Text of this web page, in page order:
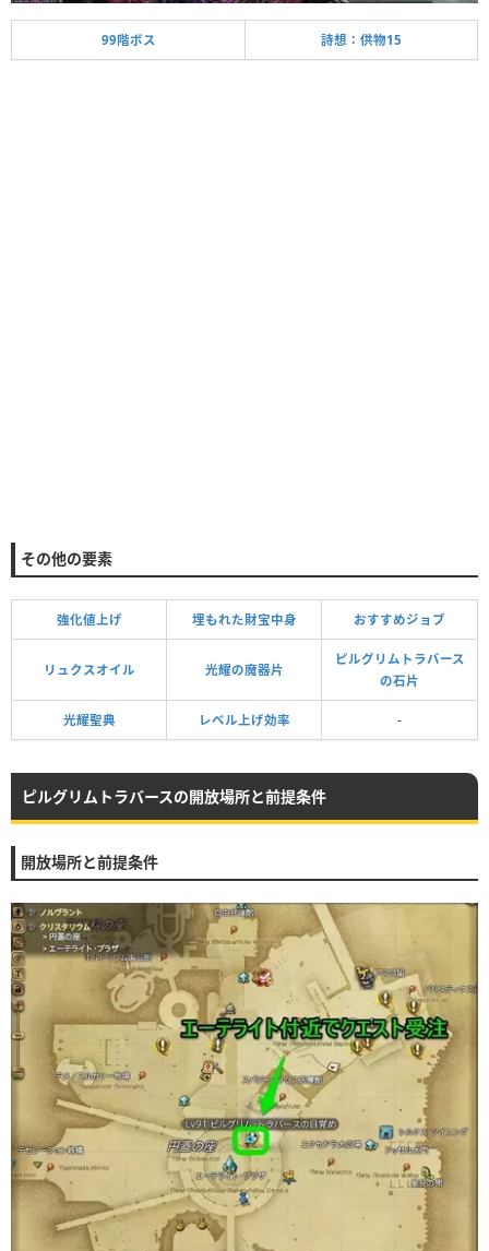
99階ボス 詩想：供物15
その他の要素
強化値上げ 埋もれた財宝中身 おすすめジョブ
リュクスオイル 光耀の魔器片
ピルグリムトラバース
の石片
光耀聖典 レベル上げ効率 -
ピルグリムトラバースの開放場所と前提条件
開放場所と前提条件